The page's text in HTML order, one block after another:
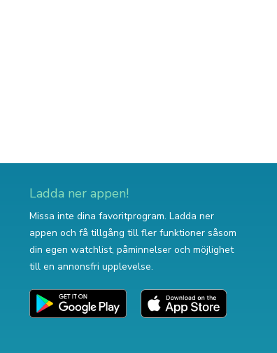
Ladda ner appen!
Missa inte dina favoritprogram. Ladda ner
appen och få tillgång till fler funktioner såsom
din egen watchlist, påminnelser och möjlighet
till en annonsfri upplevelse.